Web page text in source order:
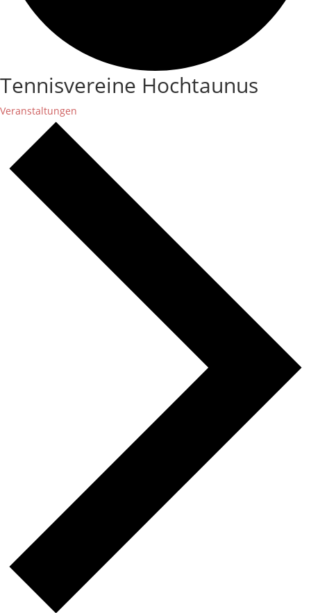
Tennisvereine Hochtaunus
Veranstaltungen